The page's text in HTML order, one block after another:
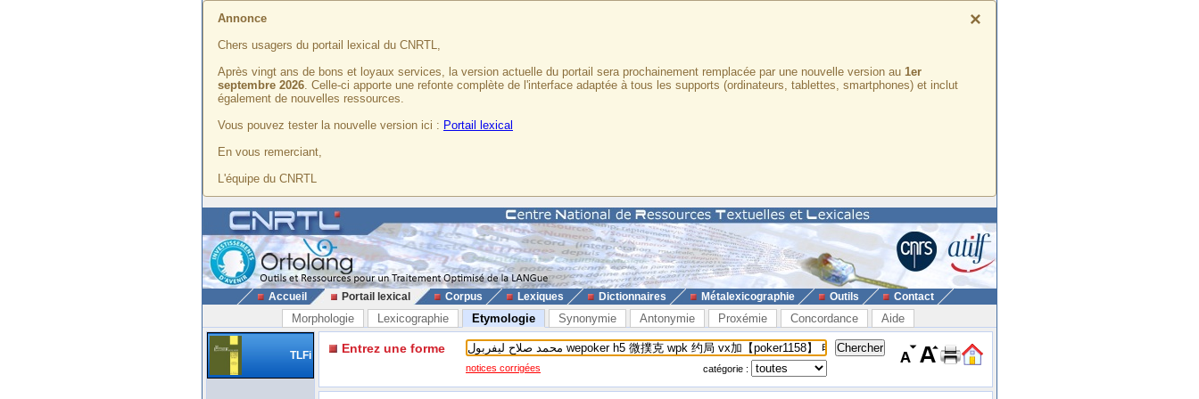
×
Annonce
Chers usagers du portail lexical du CNRTL,
Après vingt ans de bons et loyaux services, la version actuelle du portail sera prochainement remplacée par une nouvelle version au 1er
septembre 2026. Celle-ci apporte une refonte complète de l'interface adaptée à tous les supports (ordinateurs, tablettes, smartphones) et inclut
également de nouvelles ressources.
Vous pouvez tester la nouvelle version ici : Portail lexical
En vous remerciant,
L'équipe du CNRTL
Accueil Portail lexical Corpus Lexiques Dictionnaires Métalexicographie Outils Contact
Morphologie Lexicographie Etymologie Synonymie Antonymie Proxémie Concordance Aide
TLFi Entrez une forme
notices corrigées catégorie :